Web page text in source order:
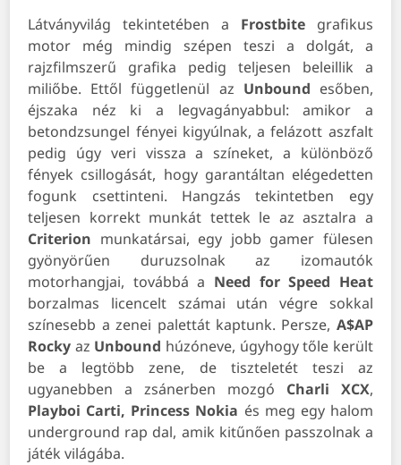
Látványvilág tekintetében a Frostbitegrafikus
motor még mindig szépen teszi a dolgát, a
rajzfilmszerű grafika pedig teljesen beleillik a
miliőbe. Ettől függetlenül az Unbound esőben,
éjszaka néz ki a legvagányabbul: amikor a
betondzsungel fényei kigyúlnak, a felázott aszfalt
pedig úgy veri vissza a színeket, a különböző
fények csillogását, hogy garantáltan elégedetten
fogunk csettinteni. Hangzás tekintetben egy
teljesen korrekt munkát tettek le az asztalra a
Criterion munkatársai, egy jobb gamer fülesen
gyönyörűen duruzsolnak az izomautók
motorhangjai, továbbá a Need for Speed Heat
borzalmas licencelt számai után végre sokkal
színesebb a zenei palettát kaptunk. Persze, A$AP
Rocky az Unbound húzóneve, úgyhogy tőle került
be a legtöbb zene, de tiszteletét teszi az
ugyanebben a zsánerben mozgó Charli XCX,
Playboi Carti, Princess Nokia és meg egy halom
underground rap dal, amik kitűnően passzolnak a
játék világába.